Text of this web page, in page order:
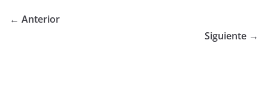
← Anterior
Siguiente →